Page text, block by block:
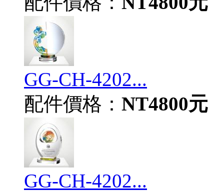
GG-CH-4202...
配件價格： NT4800元
GG-CH-4202...